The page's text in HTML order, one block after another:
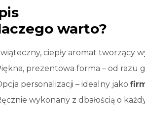
warto?
ciepły aromat tworzący
prezentowa forma – od razu
personalizacji – idealny jako
wykonany z dbałością o